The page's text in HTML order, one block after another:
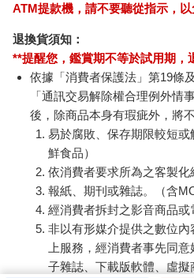
ATM提款機，請不要聽從指示，以
退換貨須知：
**提醒您，鑑賞期不等於試用期，
依據「消費者保護法」第19條
「通訊交易解除權合理例外情
後，除商品本身有瑕疵外，將
易於腐敗、保存期限較短
鮮食品）
依消費者要求所為之客製化
報紙、期刊或雜誌。（含
經消費者拆封之影音商品或
非以有形媒介提供之數位
上服務，經消費者事先同
子雜誌、下載版軟體、虛擬